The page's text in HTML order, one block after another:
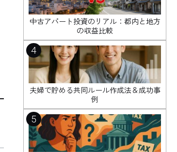
中古アパート投資のリアル：都内と地方
の収益比較
4
夫婦で貯める共同ルール作成法＆成功事
例
5